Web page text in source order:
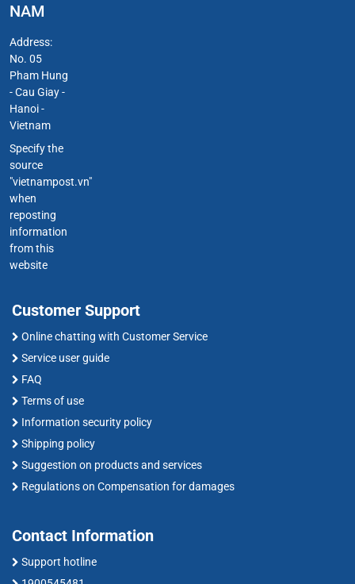
NAM
Address:
No. 05
Pham Hung
- Cau Giay -
Hanoi -
Vietnam
Specify the
source
"vietnampost.vn"
when
reposting
information
from this
website
Customer Support
Online chatting with Customer Service
Service user guide
FAQ
Terms of use
Information security policy
Shipping policy
Suggestion on products and services
Regulations on Compensation for damages
Contact Information
Support hotline